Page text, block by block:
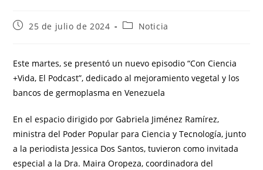
25 de julio de 2024 Noticia
Este martes, se presentó un nuevo episodio “Con Ciencia
+Vida, El Podcast”, dedicado al mejoramiento vegetal y los
bancos de germoplasma en Venezuela
En el espacio dirigido por Gabriela Jiménez Ramírez,
ministra del Poder Popular para Ciencia y Tecnología, junto
a la periodista Jessica Dos Santos, tuvieron como invitada
especial a la Dra. Maira Oropeza, coordinadora del